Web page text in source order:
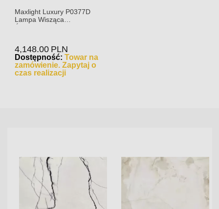
Maxlight Luxury P0377D
Lampa Wisząca
4,148.00 PLN
Dostępność: Towar na
zamówienie. Zapytaj o
czas realizacji